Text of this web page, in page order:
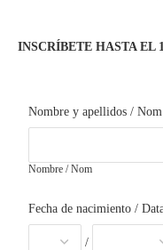
INSCRÍBETE HASTA EL
Nombre y apellidos /
Nombre / Nom
Fecha de nacimiento /
/